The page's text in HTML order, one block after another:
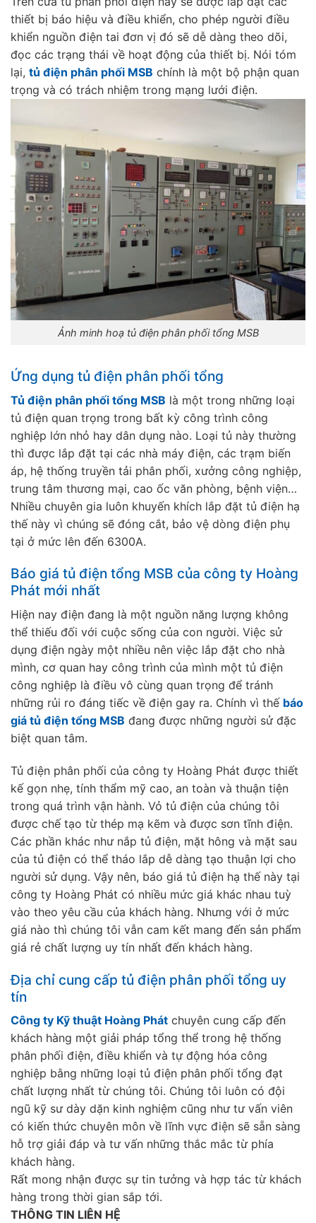
thiết bị báo hiệu và điều khiển, cho phép người điều
khiển nguồn điện tai đơn vị đó sẽ dễ dàng theo dõi,
đọc các trạng thái về hoạt động của thiết bị. Nói tóm
lại, tủ điện phân phối MSB chính là một bộ phận quan
trọng và có trách nhiệm trong mạng lưới điện.
Ảnh minh hoạ tủ điện phân phối tổng MSB
Ứng dụng tủ điện phân phối tổng
Tủ điện phân phối tổng MSB là một trong những loại
tủ điện quan trọng trong bất kỳ công trình công
nghiệp lớn nhỏ hay dân dụng nào. Loại tủ này thường
thì được lắp đặt tại các nhà máy điện, các trạm biến
áp, hệ thống truyền tải phân phối, xưởng công nghiệp,
trung tâm thương mại, cao ốc văn phòng, bệnh viện…
Nhiều chuyên gia luôn khuyến khích lắp đặt tủ điện hạ
thế này vì chúng sẽ đóng cắt, bảo vệ dòng điện phụ
tại ở mức lên đến 6300A.
Báo giá tủ điện tổng MSB của công ty Hoàng
Phát mới nhất
Hiện nay điện đang là một nguồn năng lượng không
thể thiếu đối với cuộc sống của con người. Việc sử
dụng điện ngày một nhiều nên việc lắp đặt cho nhà
mình, cơ quan hay công trình của mình một tủ điện
công nghiệp là điều vô cùng quan trọng để tránh
những rủi ro đáng tiếc về điện gay ra. Chính vì thế báo
giá tủ điện tổng MSB đang được những người sử đặc
biệt quan tâm.
Tủ điện phân phối của công ty Hoàng Phát được thiết
kế gọn nhẹ, tính thẩm mỹ cao, an toàn và thuận tiện
trong quá trình vận hành. Vỏ tủ điện của chúng tôi
được chế tạo từ thép mạ kẽm và được sơn tĩnh điện.
Các phần khác như nắp tủ điện, mặt hông và mặt sau
của tủ điện có thể tháo lắp dễ dàng tạo thuận lợi cho
người sử dụng. Vậy nên, báo giá tủ điện hạ thế này tại
công ty Hoàng Phát có nhiều mức giá khác nhau tuỳ
vào theo yêu cầu của khách hàng. Nhưng với ở mức
giá nào thì chúng tôi vẫn cam kết mang đến sản phẩm
giá rẻ chất lượng uy tín nhất đến khách hàng.
Địa chỉ cung cấp tủ điện phân phối tổng uy
tín
Công ty Kỹ thuật Hoàng Phát chuyên cung cấp đến
khách hàng một giải pháp tổng thể trong hệ thống
phân phối điện, điều khiển và tự động hóa công
nghiệp bằng những loại tủ điện phân phối tổng đạt
chất lượng nhất từ chúng tôi. Chúng tôi luôn có đội
ngũ kỹ sư dày dặn kinh nghiệm cũng như tư vấn viên
có kiến thức chuyên môn về lĩnh vực điện sẽ sẵn sàng
hỗ trợ giải đáp và tư vấn những thắc mắc từ phía
khách hàng.
Rất mong nhận được sự tin tưởng và hợp tác từ khách
hàng trong thời gian sắp tới.
THÔNG TIN LIÊN HỆ